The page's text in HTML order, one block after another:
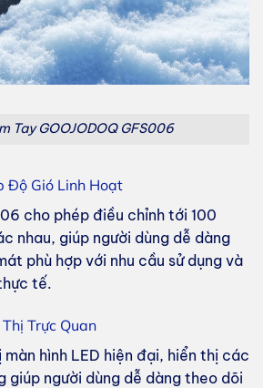
Tay GOOJODOQ GFS006
Độ Gió Linh Hoạt
cho phép điều chỉnh tới 100
nhau, giúp người dùng dễ dàng
phù hợp với nhu cầu sử dụng và
tế.
Trực Quan
hình LED hiện đại, hiển thị các
giúp người dùng dễ dàng theo dõi